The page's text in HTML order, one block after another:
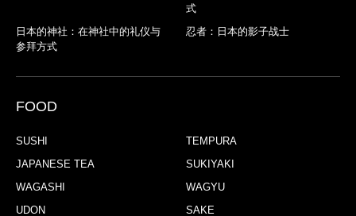
式
日本的神社：在神社中的礼仪与
参拜方式
忍者：日本的影子战士
FOOD
SUSHI
TEMPURA
JAPANESE TEA
SUKIYAKI
WAGASHI
WAGYU
UDON
SAKE